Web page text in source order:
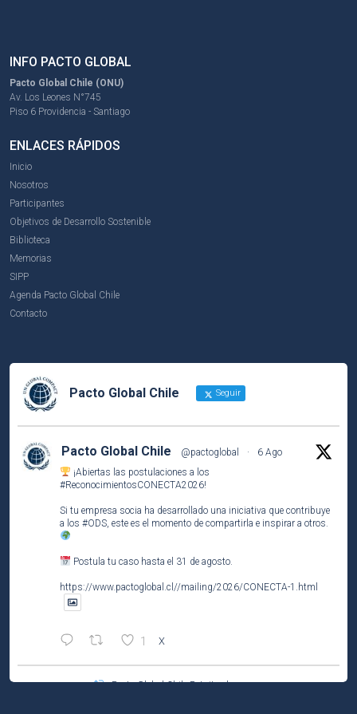
INFO PACTO GLOBAL
Pacto Global Chile (ONU)
Av. Los Leones N°745
Piso 6 Providencia - Santiago
ENLACES RÁPIDOS
Inicio
Nosotros
Participantes
Objetivos de Desarrollo Sostenible
Biblioteca
Memorias
SIPP
Agenda Pacto Global Chile
Contacto
Pacto Global Chile Seguir
Pacto Global Chile @pactoglobal ·
6 Ago
¡Abiertas las postulaciones a los
#ReconocimientosCONECTA2026!
Si tu empresa socia ha desarrollado una iniciativa que contribuye
a los #ODS , este es el momento de compartirla e inspirar a otros.
Postula tu caso hasta el 31 de agosto.
https://www.pactoglobal.cl//mailing/2026/CONECTA-1.html
1 X
Pacto Global Chile Retuiteado